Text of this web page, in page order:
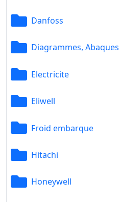
Danfoss
Diagrammes, Abaques
Electricite
Eliwell
Froid embarque
Hitachi
Honeywell